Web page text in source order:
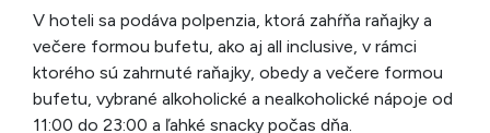
V hoteli sa podáva polpenzia, ktorá zahŕňa raňajky a
večere formou bufetu, ako aj all inclusive, v rámci
ktorého sú zahrnuté raňajky, obedy a večere formou
bufetu, vybrané alkoholické a nealkoholické nápoje od
11:00 do 23:00 a ľahké snacky počas dňa.